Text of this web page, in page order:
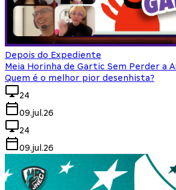
Depois do Expediente
Meia Horinha de Gartic Sem Perder a
Quem é o melhor pior desenhista?
24
09.jul.26
24
09.jul.26